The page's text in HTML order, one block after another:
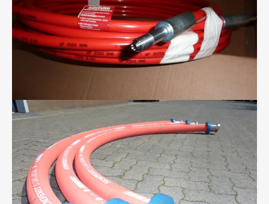
Lebensmittel-Schlauchleitungen von uns...